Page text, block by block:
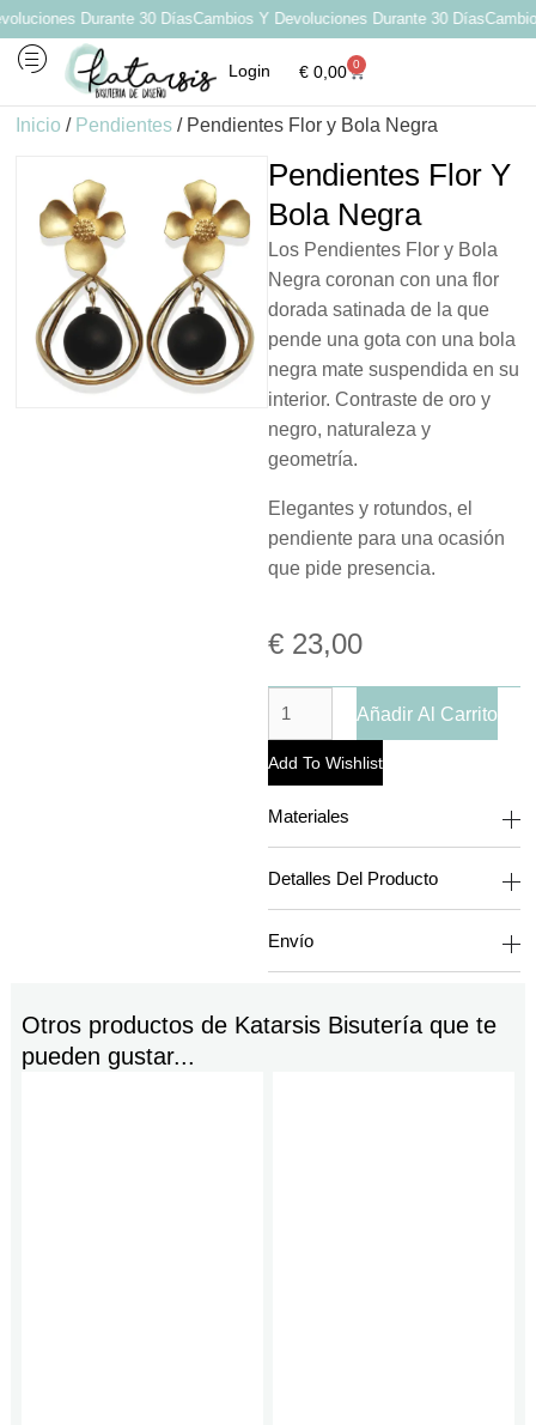
Durante 30 DíasCambios Y Devoluciones Durante 30 Días
Login €0,00 0
Inicio / Pendientes / Pendientes Flor y Bola Negra
Pendientes Flor Y
Bola Negra
Los Pendientes Flor y Bola
Negra coronan con una flor
dorada satinada de la que
pende una gota con una bola
negra mate suspendida en su
interior. Contraste de oro y
negro, naturaleza y
geometría.
Elegantes y rotundos, el
pendiente para una ocasión
que pide presencia.
€ 23,00
Añadir Al Carrito
Add To Wishlist
Materiales
Detalles Del Producto
Envío
Otros productos de Katarsis Bisuteríaque te
pueden gustar...